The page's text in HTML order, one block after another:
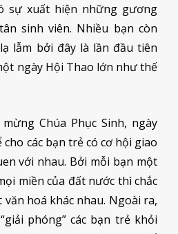
sự xuất hiện những gương
sinh viên. Nhiều bạn còn
lẫm bởi đây là lần đầu tiên
ngày Hội Thao lớn như thế
Chúa Phục Sinh, ngày
các bạn trẻ có cơ hội giao
với nhau. Bởi mỗi bạn một
miền của đất nước thì chắc
hoá khác nhau. Ngoài ra,
phóng” các bạn trẻ khỏi